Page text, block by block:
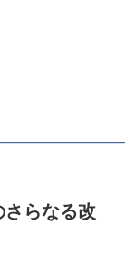
さらなる改